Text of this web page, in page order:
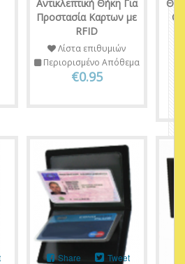
Αντικλεπτική Θήκη Για
Προστασία Καρτων με
RFID
Λίστα επιθυμιών
Περιορισμένο Απόθεμα
€0.95
Share Tweet